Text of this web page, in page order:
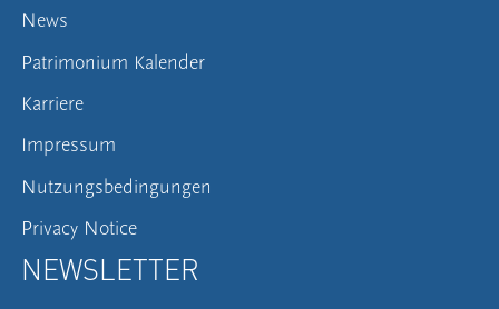
News
Patrimonium Kalender
Karriere
Impressum
Nutzungsbedingungen
Privacy Notice
NEWSLETTER